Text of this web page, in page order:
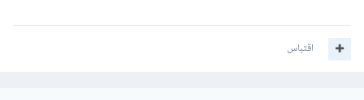
اقتباس